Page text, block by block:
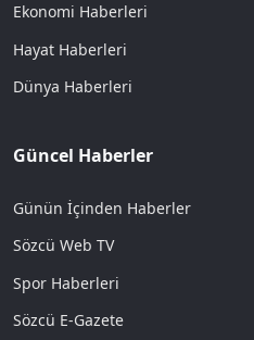
Ekonomi Haberleri
Hayat Haberleri
Dünya Haberleri
Güncel Haberler
Günün İçinden Haberler
Sözcü Web TV
Spor Haberleri
Sözcü E-Gazete